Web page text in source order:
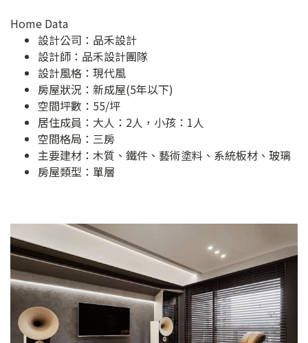
Home Data
設計公司： 品禾設計
設計師：品禾設計團隊
設計風格：現代風
房屋狀況：新成屋(5年以下)
空間坪數：55/坪
居住成員：大人：2人，小孩：1人
空間格局：三房
主要建材：木質、鐵件、藝術塗料、系統板材、玻璃
房屋類型：單層